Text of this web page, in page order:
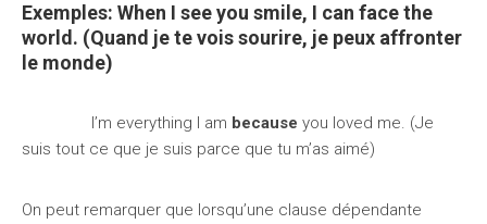
Exemples: When I see you smile, I can face the
world. (Quand je te vois sourire, je peux affronter
le monde)
I’m everything I am because you loved me. (Je
suis tout ce que je suis parce que tu m’as aimé)
On peut remarquer que lorsqu’une clause dépendante